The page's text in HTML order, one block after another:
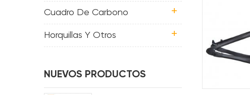
Cuadro De Carbono
Horquillas Y Otros
NUEVOS PRODUCTOS